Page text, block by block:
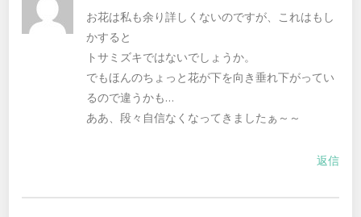
お花は私も余り詳しくないのですが、これはもし
かすると
トサミズキではないでしょうか。
でもほんのちょっと花が下を向き垂れ下がってい
るので違うかも…
ああ、段々自信なくなってきましたぁ～～
返信